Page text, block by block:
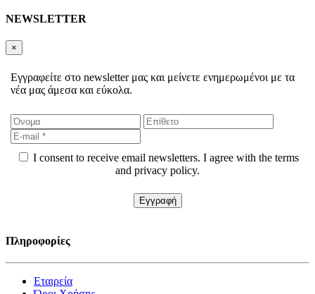
NEWSLETTER
×
Εγγραφείτε στο newsletter μας και μείνετε ενημερωμένοι με τα
νέα μας άμεσα και εύκολα.
I consent to receive email newsletters. I agree with the terms
and privacy policy.
Πληροφορίες
Εταιρεία